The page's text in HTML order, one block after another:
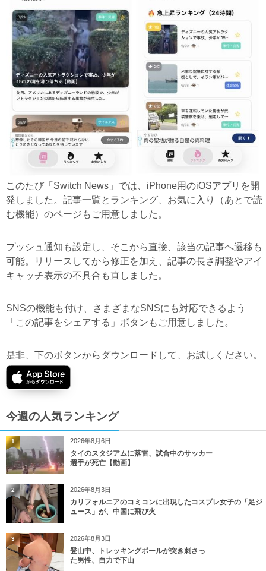
このたび「Switch News」では、iPhone用のiOSアプリを開
発しました。記事一覧とランキング、お気に入り（あとで読
む機能）のページもご用意しました。
プッシュ通知も設定し、そこから直接、該当の記事へ遷移も
可能。リリースしてから修正を加え、記事の長さ調整やアイ
キャッチ表示の不具合も直しました。
SNSの機能も付け、さまざまなSNSにも対応できるよう
「この記事をシェアする」ボタンもご用意しました。
是非、下のボタンからダウンロードして、お試しください。
今週の人気ランキング
2026年8月6日
タイのスタジアムに落雷、試合中のサッカー
選手が死亡【動画】
1
2026年8月3日
カリフォルニアのコミコンに出現したコスプレ女子の「足ジ
ュース」が、中国に飛び火
2
2026年8月3日
登山中、トレッキングポールが突き刺さっ
た男性、自力で下山
3